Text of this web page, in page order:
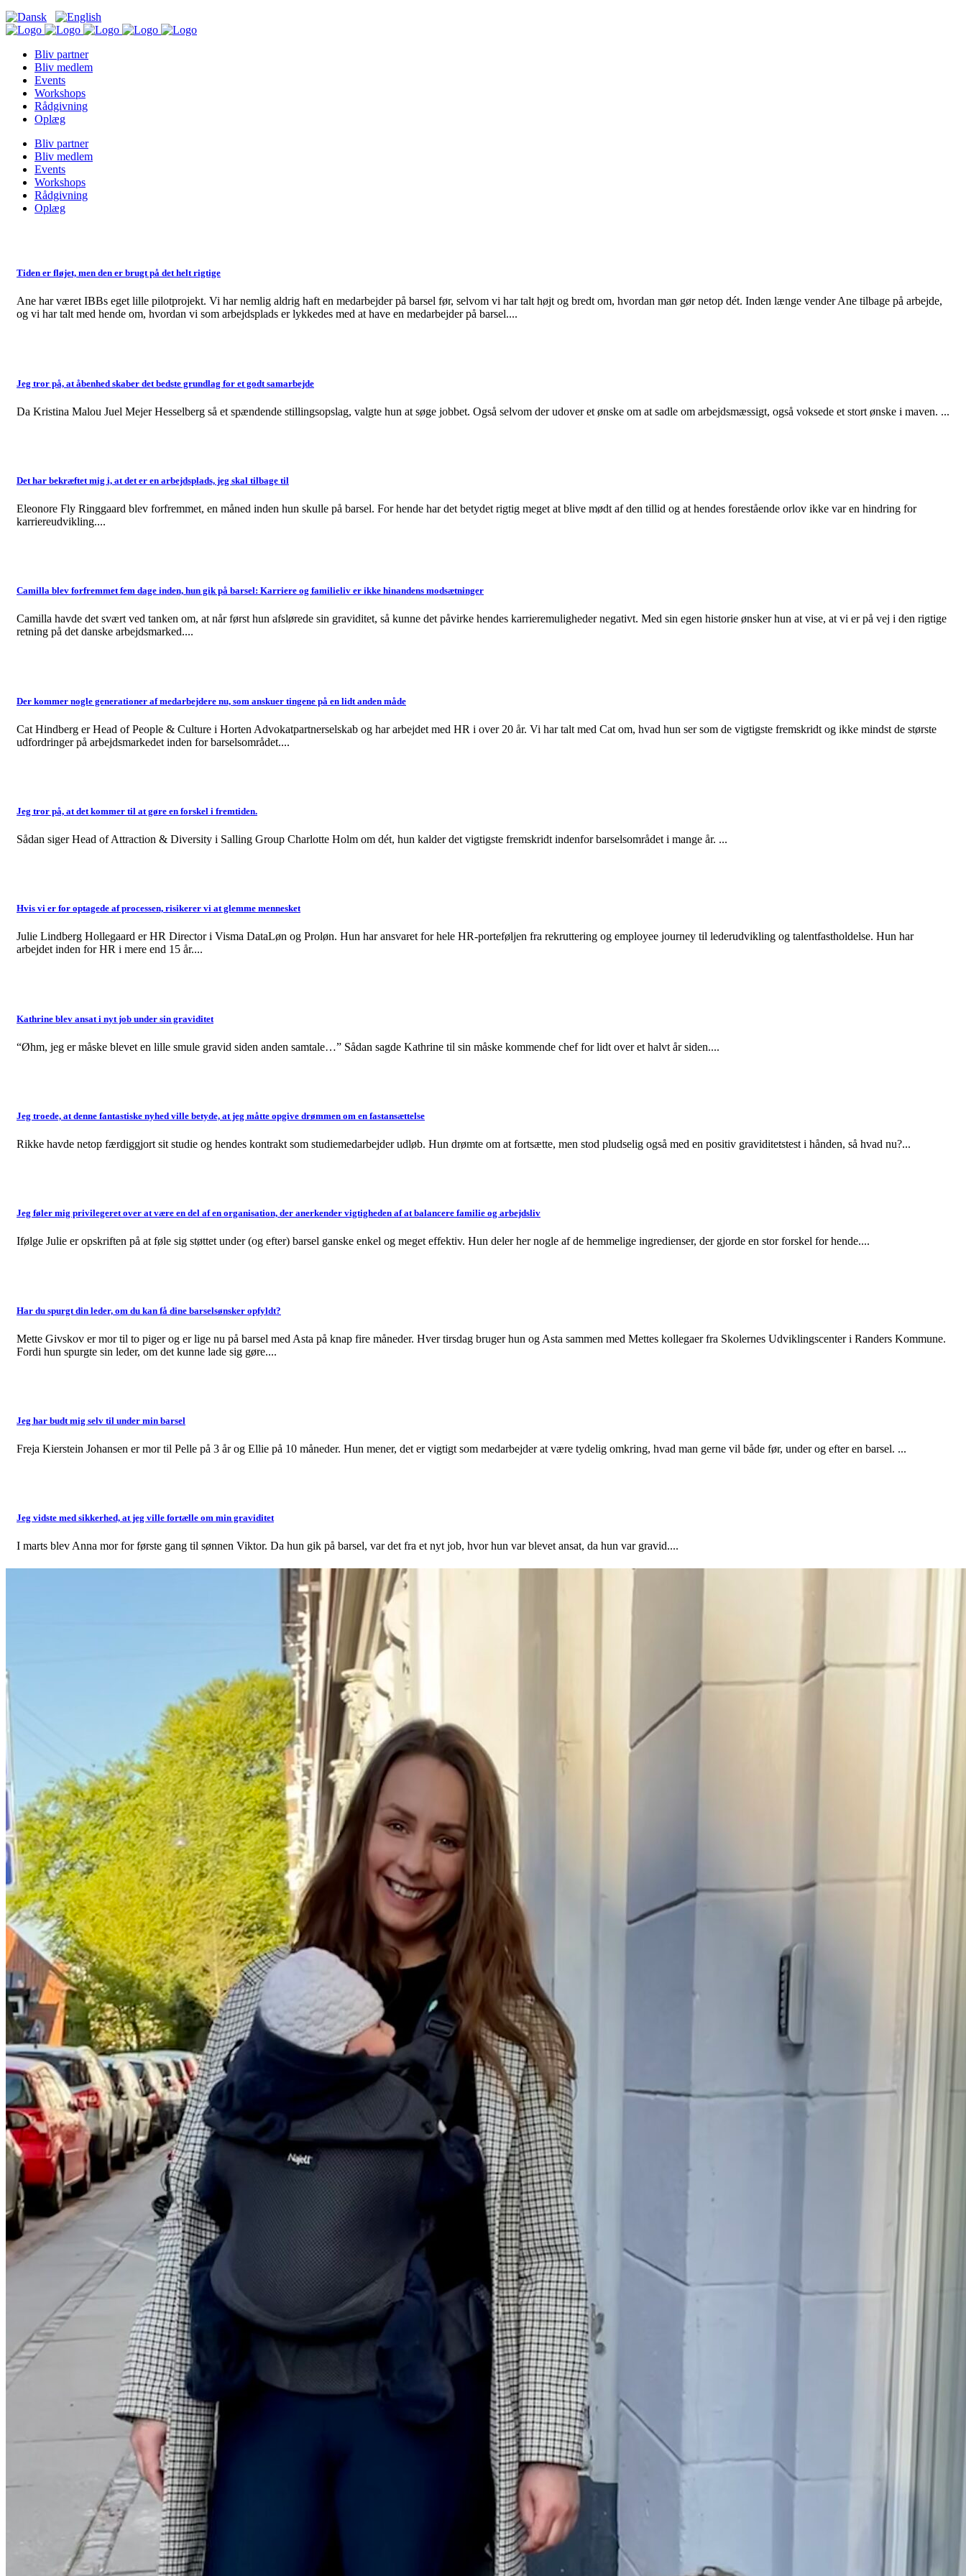
Bliv partner
Bliv medlem
Events
Workshops
Rådgivning
Oplæg
Bliv partner
Bliv medlem
Events
Workshops
Rådgivning
Oplæg
Tiden er fløjet, men den er brugt på det helt rigtige
Ane har været IBBs eget lille pilotprojekt. Vi har nemlig aldrig haft en medarbejder på barsel før, selvom vi har talt højt og bredt om, hvordan man gør netop dét. Inden længe vender Ane tilbage på arbejde,
og vi har talt med hende om, hvordan vi som arbejdsplads er lykkedes med at have en medarbejder på barsel....
Jeg tror på, at åbenhed skaber det bedste grundlag for et godt samarbejde
Da Kristina Malou Juel Mejer Hesselberg så et spændende stillingsopslag, valgte hun at søge jobbet. Også selvom der udover et ønske om at sadle om arbejdsmæssigt, også voksede et stort ønske i maven. ...
Det har bekræftet mig i, at det er en arbejdsplads, jeg skal tilbage til
Eleonore Fly Ringgaard blev forfremmet, en måned inden hun skulle på barsel. For hende har det betydet rigtig meget at blive mødt af den tillid og at hendes forestående orlov ikke var en hindring for
karriereudvikling....
Camilla blev forfremmet fem dage inden, hun gik på barsel: Karriere og familieliv er ikke hinandens modsætninger
Camilla havde det svært ved tanken om, at når først hun afslørede sin graviditet, så kunne det påvirke hendes karrieremuligheder negativt. Med sin egen historie ønsker hun at vise, at vi er på vej i den rigtige
retning på det danske arbejdsmarked....
Der kommer nogle generationer af medarbejdere nu, som anskuer tingene på en lidt anden måde
Cat Hindberg er Head of People & Culture i Horten Advokatpartnerselskab og har arbejdet med HR i over 20 år. Vi har talt med Cat om, hvad hun ser som de vigtigste fremskridt og ikke mindst de største
udfordringer på arbejdsmarkedet inden for barselsområdet....
Jeg tror på, at det kommer til at gøre en forskel i fremtiden.
Sådan siger Head of Attraction & Diversity i Salling Group Charlotte Holm om dét, hun kalder det vigtigste fremskridt indenfor barselsområdet i mange år. ...
Hvis vi er for optagede af processen, risikerer vi at glemme mennesket
Julie Lindberg Hollegaard er HR Director i Visma DataLøn og Proløn. Hun har ansvaret for hele HR-porteføljen fra rekruttering og employee journey til lederudvikling og talentfastholdelse. Hun har
arbejdet inden for HR i mere end 15 år....
Kathrine blev ansat i nyt job under sin graviditet
“Øhm, jeg er måske blevet en lille smule gravid siden anden samtale…” Sådan sagde Kathrine til sin måske kommende chef for lidt over et halvt år siden....
Jeg troede, at denne fantastiske nyhed ville betyde, at jeg måtte opgive drømmen om en fastansættelse
Rikke havde netop færdiggjort sit studie og hendes kontrakt som studiemedarbejder udløb. Hun drømte om at fortsætte, men stod pludselig også med en positiv graviditetstest i hånden, så hvad nu?...
Jeg føler mig privilegeret over at være en del af en organisation, der anerkender vigtigheden af at balancere familie og arbejdsliv
Ifølge Julie er opskriften på at føle sig støttet under (og efter) barsel ganske enkel og meget effektiv. Hun deler her nogle af de hemmelige ingredienser, der gjorde en stor forskel for hende....
Har du spurgt din leder, om du kan få dine barselsønsker opfyldt?
Mette Givskov er mor til to piger og er lige nu på barsel med Asta på knap fire måneder. Hver tirsdag bruger hun og Asta sammen med Mettes kollegaer fra Skolernes Udviklingscenter i Randers Kommune.
Fordi hun spurgte sin leder, om det kunne lade sig gøre....
Jeg har budt mig selv til under min barsel
Freja Kierstein Johansen er mor til Pelle på 3 år og Ellie på 10 måneder. Hun mener, det er vigtigt som medarbejder at være tydelig omkring, hvad man gerne vil både før, under og efter en barsel. ...
Jeg vidste med sikkerhed, at jeg ville fortælle om min graviditet
I marts blev Anna mor for første gang til sønnen Viktor. Da hun gik på barsel, var det fra et nyt job, hvor hun var blevet ansat, da hun var gravid....